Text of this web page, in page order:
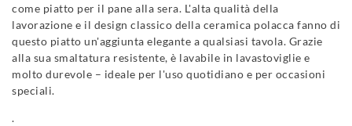
come piatto per il pane alla sera. L'alta qualità della
lavorazione e il design classico della ceramica polacca fanno di
questo piatto un'aggiunta elegante a qualsiasi tavola. Grazie
alla sua smaltatura resistente, è lavabile in lavastoviglie e
molto durevole – ideale per l'uso quotidiano e per occasioni
speciali.
.